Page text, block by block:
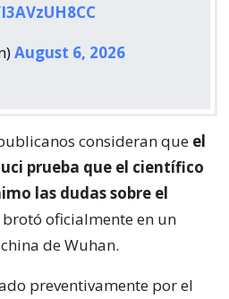
August 6, 2026
consideran que el
prueba que el científico
las dudas sobre el
oficialmente en un
de Wuhan.
preventivamente por el